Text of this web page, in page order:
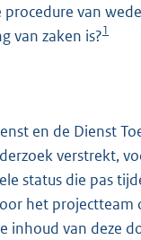
7
9
van
van zaken is?1
en de Dienst
verstrekt,
status die pas
het
inhoud van deze